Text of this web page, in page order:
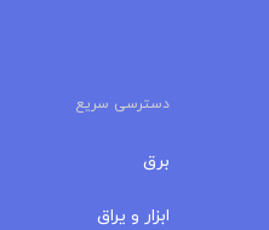
دسترسی سریع
برق
ابزار و یراق